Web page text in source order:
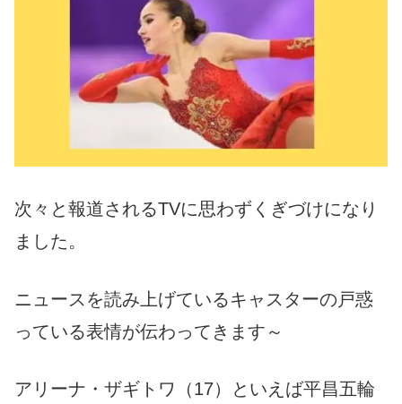
次々と報道されるTVに思わずくぎづけになり
ました。
ニュースを読み上げているキャスターの戸惑
っている表情が伝わってきます～
アリーナ・ザギトワ（17）といえば平昌五輪